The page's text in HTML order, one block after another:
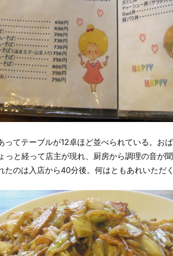
ってテーブルが12卓ほど並べられている。お
っと経って店主が現れ、厨房から調理の音が
たのは入店から40分後。何はともあれいただく